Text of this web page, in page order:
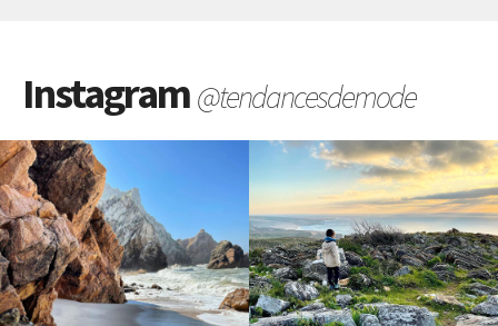
Instagram@tendancesdemode